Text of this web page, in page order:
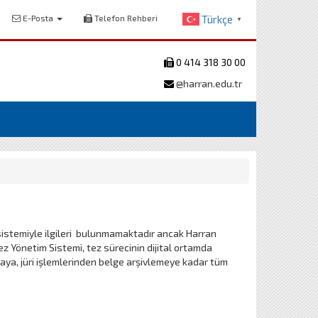
E-Posta Telefon Rehberi Türkçe ▼
0 414 318 30 00
@harran.edu.tr
ilgileri bulunmamaktadır ancak Harran
Yönetim Sistemi, tez sürecinin dijital ortamda
jüri işlemlerinden belge arşivlemeye kadar tüm